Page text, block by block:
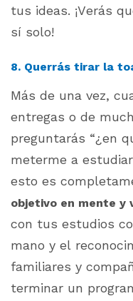
tus ideas. ¡Verás
sí solo!
8. Querrás tirar la
Más de una vez,
entregas o de
preguntarás “¿en
meterme a
esto es
objetivo en mente y
con tus estudios
mano y el
familiares y
terminar un